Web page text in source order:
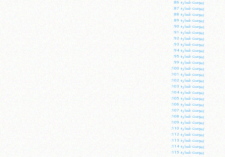
پيوست شماره 86:
پيوست شماره 87:
پيوست شماره 88:
پيوست شماره 89:
پيوست شماره 90:
پيوست شماره 91:
پيوست شماره 92:
پيوست شماره 93:
پيوست شماره 94:
پيوست شماره 95:
پيوست شماره 99:
پيوست شماره 100:
پيوست شماره 101:
پيوست شماره 102:
پيوست شماره 103:
پيوست شماره 104:
پيوست شماره 105:
پيوست شماره 106:
پيوست شماره 107:
پيوست شماره 108:
پيوست شماره 109:
پيوست شماره 110:
پيوست شماره 112:
پيوست شماره 113:
پيوست شماره 114:
پيوست شماره 115: